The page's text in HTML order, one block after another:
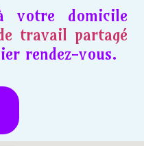
votre domicile
travail partagé
rendez-vous.